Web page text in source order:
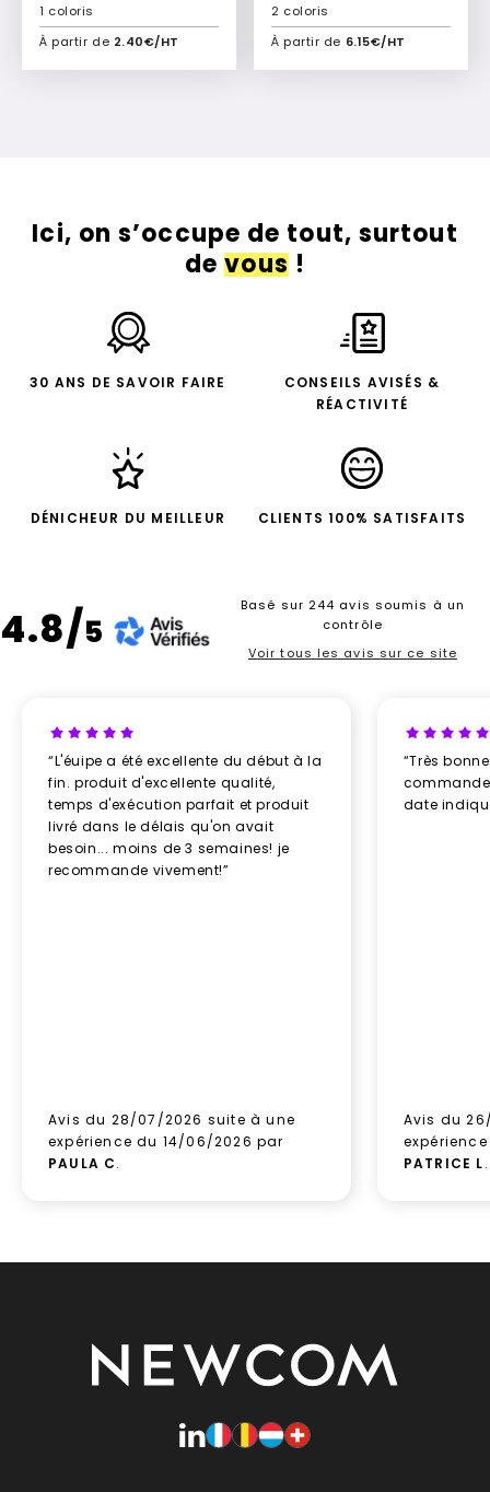
À partir de 2.40€/HT
1 coloris
Ajouter à mon devis
À partir de 6.15€/HT
2 coloris
Ajouter à mon devis
Ici, on s’occupe de tout, surtout
devous!
30 ANS DE SAVOIR FAIRE
CONSEILS AVISÉS &
RÉACTIVITÉ
DÉNICHEUR DU MEILLEUR CLIENTS 100% SATISFAITS
4.8/5
Basé sur 244 avis soumis à un
contrôle
Voir tous les avis sur ce site
“L'éuipe a été excellente du début à la
fin. produit d'excellente qualité,
temps d'exécution parfait et produit
livré dans le délais qu'on avait
besoin... moins de 3 semaines! je
recommande vivement!”
Avis du 28/07/2026 suite à une
expérience du 14/06/2026 par
PAULA C.
“Très
date
Avis du
PATRICE L.